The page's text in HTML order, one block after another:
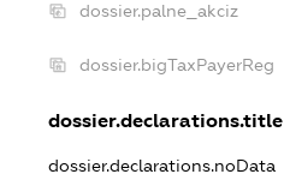
dossier.palne_akciz
dossier.bigTaxPayerReg
dossier.declarations.title
dossier.declarations.noData